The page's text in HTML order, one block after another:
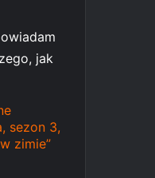
jak
sezon 3,
zimie”